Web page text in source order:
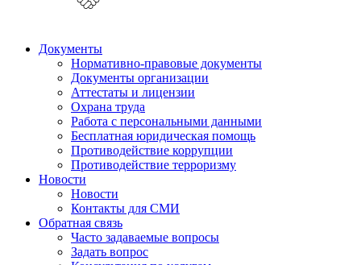
Документы
Нормативно-правовые документы
Документы организации
Аттестаты и лицензии
Охрана труда
Работа с персональными данными
Бесплатная юридическая помощь
Противодействие коррупции
Противодействие терроризму
Новости
Новости
Контакты для СМИ
Обратная связь
Часто задаваемые вопросы
Задать вопрос